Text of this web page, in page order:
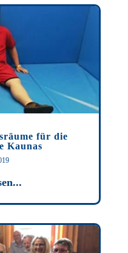
für die
Kaunas